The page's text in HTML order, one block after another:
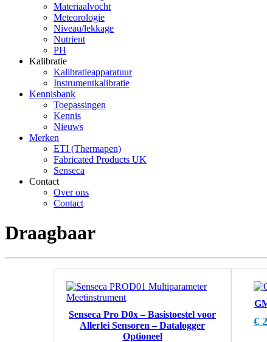
Materiaalvocht
Meteorologie
Niveau/lekkage
Nutrient
PH
Kalibratie
Kalibratieapparatuur
Instrumentkalibratie
Kennisbank
Toepassingen
Kennis
Nieuws
Merken
ETI (Thermapen)
Fabricated Products UK
Senseca
Contact
Over ons
Contact
Draagbaar
Senseca Pro D0x – Basistoestel voor
Allerlei Sensoren – Datalogger
Optioneel
€